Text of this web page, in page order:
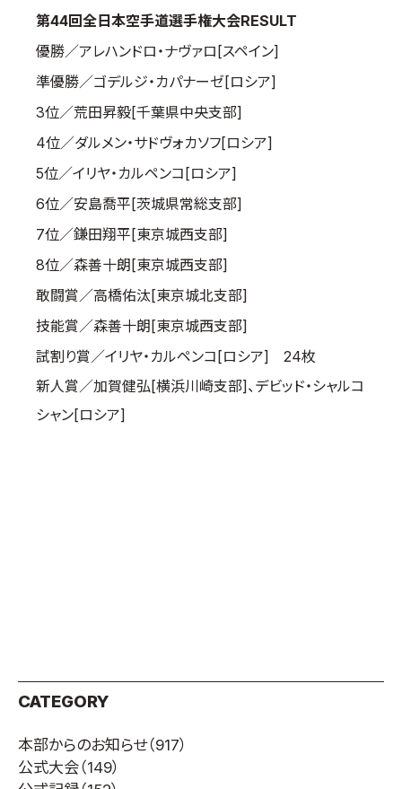
会員制度
取材のお申し込み
本サイトについて
プライバシーポリシー
サイトマップ
Language
日本語
English
第44回全日本空手道選手権大会RESULT
優勝／アレハンドロ・ナヴァロ[スペイン]
準優勝／ゴデルジ・カパナーゼ[ロシア]
3位／荒田昇毅[千葉県中央支部]
4位／ダルメン・サドヴォカソフ[ロシア]
5位／イリヤ・カルペンコ[ロシア]
6位／安島喬平[茨城県常総支部]
7位／鎌田翔平[東京城西支部]
8位／森善十朗[東京城西支部]
敢闘賞／高橋佑汰[東京城北支部]
技能賞／森善十朗[東京城西支部]
試割り賞／イリヤ・カルペンコ[ロシア] 24枚
新人賞／加賀健弘[横浜川崎支部]、デビッド・シャルコ
シャン[ロシア]
CATEGORY
本部からのお知らせ（917）
公式大会（149）